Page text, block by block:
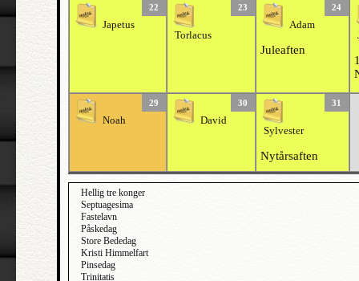
22
Japetus
23
Torlacus
24
Adam
Juleaften
29
Noah
30
David
31
Sylvester
Nytårsaften
Hellig tre konger
Septuagesima
Fastelavn
Påskedag
Store Bededag
Kristi Himmelfart
Pinsedag
Trinitatis